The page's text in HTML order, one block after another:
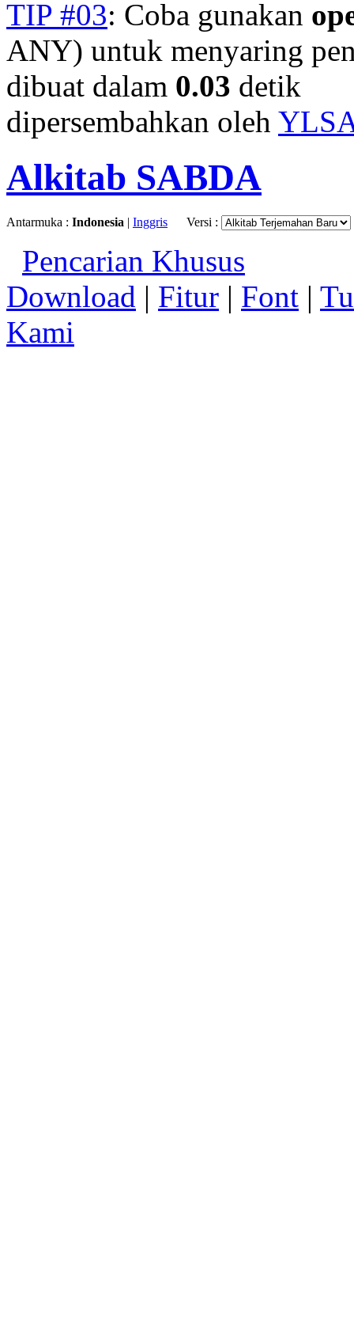
TIP #03: Coba gunakan
ANY) untuk menyaring
dibuat dalam 0.03 detik
dipersembahkan oleh
Alkitab SABDA
Antarmuka : Indonesia Inggris Versi :
Pencarian Khusus
Download | Fitur | Font |
Kami